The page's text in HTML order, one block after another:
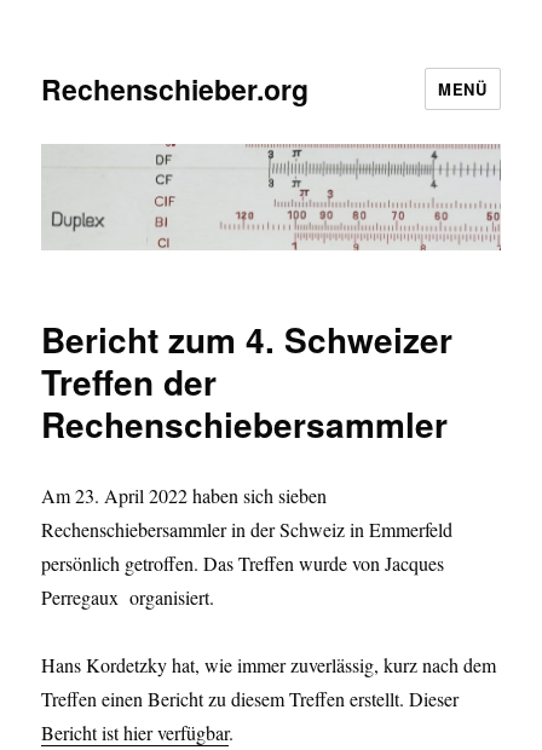
Rechenschieber.org MENÜ
Bericht zum 4. Schweizer
Treffen der
Rechenschiebersammler
Am 23. April 2022 haben sich sieben
Rechenschiebersammler in der Schweiz in Emmerfeld
persönlich getroffen. Das Treffen wurde von Jacques
Perregaux organisiert.
Hans Kordetzky hat, wie immer zuverlässig, kurz nach dem
Treffen einen Bericht zu diesem Treffen erstellt. Dieser
Bericht ist hier verfügbar.